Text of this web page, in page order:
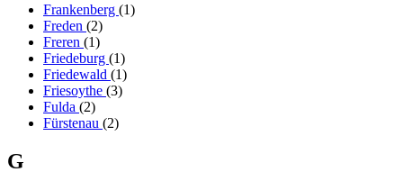
Frankenberg (1)
Freden (2)
Freren (1)
Friedeburg (1)
Friedewald (1)
Friesoythe (3)
Fulda (2)
Fürstenau (2)
G